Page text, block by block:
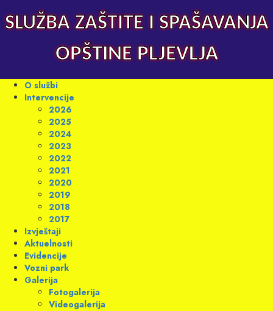
to
content
SLUŽBA ZAŠTITE I SPAŠAVANJA
OPŠTINE PLJEVLJA
Primary
Menu
O službi
Intervencije
2026
2025
2024
2023
2022
2021
2020
2019
2018
2017
Izvještaji
Aktuelnosti
Evidencije
Vozni park
Galerija
Fotogalerija
Videogalerija